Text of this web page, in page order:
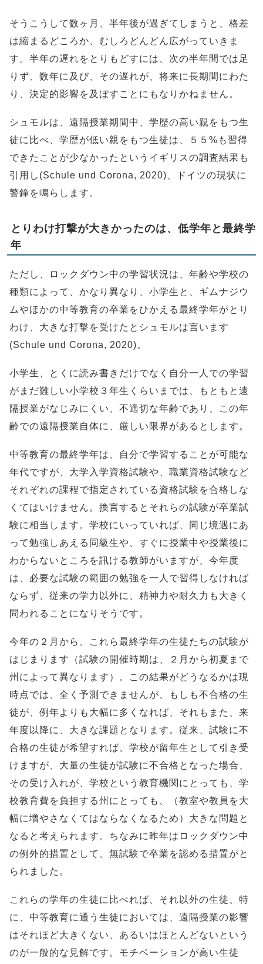
そうこうして数ヶ月、半年後が過ぎてしまうと、格差
は縮まるどころか、むしろどんどん広がっていきま
す。半年の遅れをとりもどすには、次の半年間では足
りず、数年に及び、その遅れが、将来に長期間にわた
り、決定的影響を及ぼすことにもなりかねません。
シュモルは、遠隔授業期間中、学歴の高い親をもつ生
徒に比べ、学歴が低い親をもつ生徒は、５５%も習得
できたことが少なかったというイギリスの調査結果も
引用し(Schule und Corona, 2020)、ドイツの現状に
警鐘を鳴らします。
とりわけ打撃が大きかったのは、低学年と最終学
年
ただし、ロックダウン中の学習状況は、年齢や学校の
種類によって、かなり異なり、小学生と、ギムナジウ
ムやほかの中等教育の卒業をひかえる最終学年がとり
わけ、大きな打撃を受けたとシュモルは言います
(Schule und Corona, 2020)。
小学生、とくに読み書きだけでなく自分一人での学習
がまだ難しい小学校３年生くらいまでは、もともと遠
隔授業がなじみにくい、不適切な年齢であり、この年
齢での遠隔授業自体に、厳しい限界があるとします。
中等教育の最終学年は、自分で学習することが可能な
年代ですが、大学入学資格試験や、職業資格試験など
それぞれの課程で指定されている資格試験を合格しな
くてはいけません。換言するとそれらの試験が卒業試
験に相当します。学校にいっていれば、同じ境遇にあ
って勉強しあえる同級生や、すぐに授業中や授業後に
わからないところを訊ける教師がいますが、今年度
は、必要な試験の範囲の勉強を一人で習得しなければ
ならず、従来の学力以外に、精神力や耐久力も大きく
問われることになりそうです。
今年の２月から、これら最終学年の生徒たちの試験が
はじまります（試験の開催時期は、２月から初夏まで
州によって異なります）。この結果がどうなるかは現
時点では、全く予測できませんが、もしも不合格の生
徒が、例年よりも大幅に多くなれば、それもまた、来
年度以降に、大きな課題となります。従来、試験に不
合格の生徒が希望すれば、学校が留年生として引き受
けますが、大量の生徒が試験に不合格となった場合、
その受け入れが、学校という教育機関にとっても、学
校教育費を負担する州にとっても、（教室や教員を大
幅に増やさなくてはならなくなるため）大きな問題と
なると考えられます。ちなみに昨年はロックダウン中
の例外的措置として、無試験で卒業を認める措置がと
られました。
これらの学年の生徒に比べれば、それ以外の生徒、特
に、中等教育に通う生徒においては、遠隔授業の影響
はそれほど大きくない、あるいはほとんどないという
のが一般的な見解です。モチベーションが高い生徒